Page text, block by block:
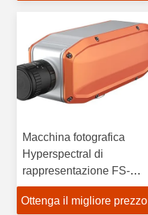
Macchina fotografica
Hyperspectral di
rappresentazione FS-12
con il colorimetro di
lunghezza d'onda 400-
Ottenga il migliore prezzo